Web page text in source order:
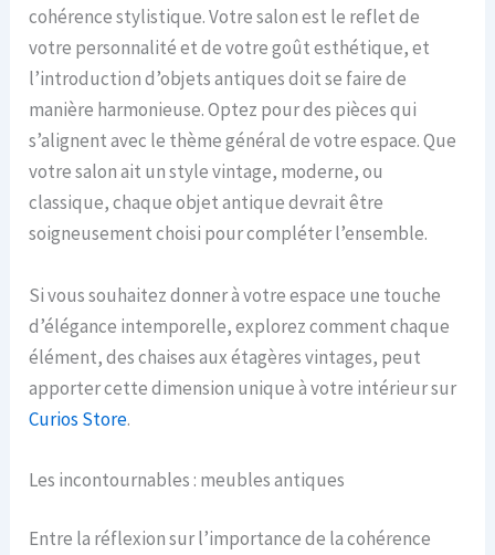
cohérence stylistique. Votre salon est le reflet de
votre personnalité et de votre goût esthétique, et
l’introduction d’objets antiques doit se faire de
manière harmonieuse. Optez pour des pièces qui
s’alignent avec le thème général de votre espace. Que
votre salon ait un style vintage, moderne, ou
classique, chaque objet antique devrait être
soigneusement choisi pour compléter l’ensemble.
Si vous souhaitez donner à votre espace une touche
d’élégance intemporelle, explorez comment chaque
élément, des chaises aux étagères vintages, peut
apporter cette dimension unique à votre intérieur sur
Curios Store.
Les incontournables : meubles antiques
Entre la réflexion sur l’importance de la cohérence